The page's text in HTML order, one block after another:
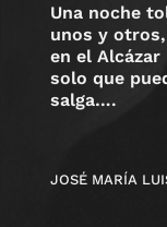
Una noche
unos y
en el Alcázar
solo que
salga….
JOSÉ MARÍA